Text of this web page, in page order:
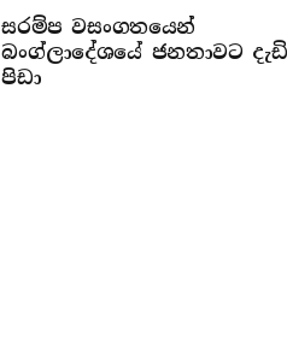
සරම්ප වසංගතයෙන්
බංග්ලාදේශයේ ජනතාවට දැඩි
පිඩා